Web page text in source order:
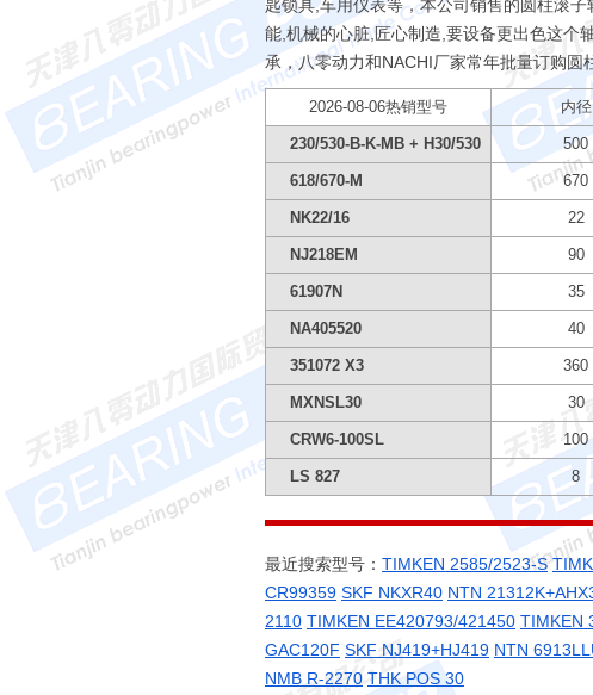
匙锁具,车用仪表等，本公司销售的圆柱滚
能,机械的心脏,匠心制造,要设备更出色这个
承，八零动力和NACHI厂家常年批量订购
2026-08-06热销型号 内径
230/530-B-K-MB + H30/530 500
618/670-M 670
NK22/16 22
NJ218EM 90
61907N 35
NA405520 40
351072 X3 360
MXNSL30 30
CRW6-100SL 100
LS 827 8
最近搜索型号： TIMKEN 2585/2523-S
CR99359 SKF NKXR40 NTN
2110 TIMKEN EE420793/421450 TIMKEN
GAC120F SKF NJ419+HJ419 NTN
NMB R-2270 THK POS 30